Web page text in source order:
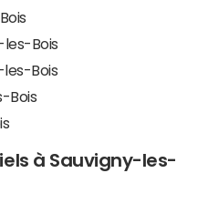
les-Bois
les-Bois
Bois
à Sauvigny-les-